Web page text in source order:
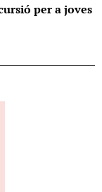
per a joves